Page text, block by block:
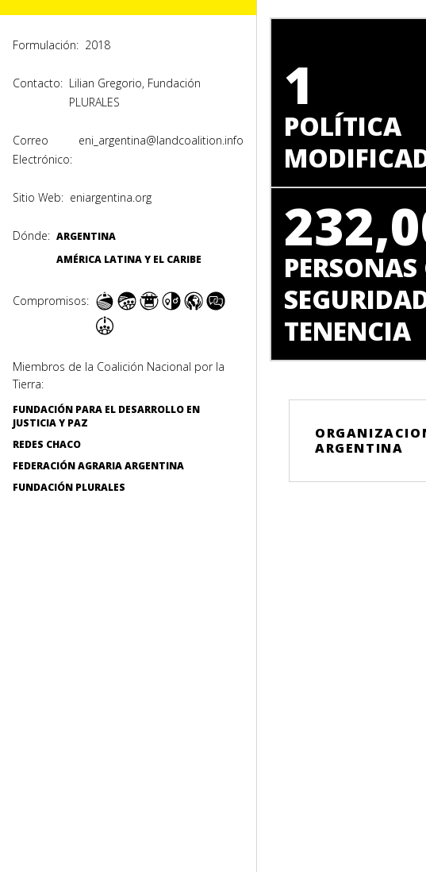
Formulación: 2018
Contacto: Lilian Gregorio, Fundación
PLURALES
Correo
Electrónico:
eni_argentina@landcoalition.info
Sitio Web: eniargentina.org
Dónde: ARGENTINA
AMÉRICA LATINA Y EL CARIBE
Compromisos:
Miembros de la Coalición Nacional por la
Tierra:
FUNDACIÓN PARA EL DESARROLLO EN
JUSTICIA Y PAZ
REDES CHACO
FEDERACIÓN AGRARIA ARGENTINA
FUNDACIÓN PLURALES
1
POLÍTICA
TENENCIA
ARGENTINA